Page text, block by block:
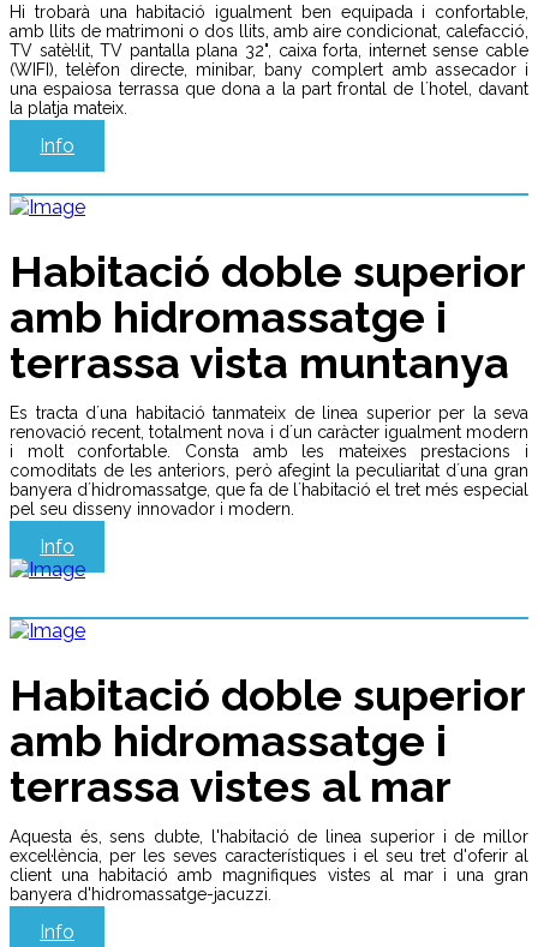
Hi trobarà una habitació igualment ben equipada i confortable,
amb llits de matrimoni o dos llits, amb aire condicionat, calefacció,
TV satèl·lit, TV pantalla plana 32", caixa forta, internet sense cable
(WIFI), telèfon directe, minibar, bany complert amb assecador i
una espaiosa terrassa que dona a la part frontal de l´hotel, davant
la platja mateix.
Info
Habitació doble superior
amb hidromassatge i
terrassa vista muntanya
Es tracta d´una habitació tanmateix de linea superior per la seva
renovació recent, totalment nova i d´un caràcter igualment modern
i molt confortable. Consta amb les mateixes prestacions i
comoditats de les anteriors, però afegint la peculiaritat d´una gran
banyera d´hidromassatge, que fa de l´habitació el tret més especial
pel seu disseny innovador i modern.
Info
Habitació doble superior
amb hidromassatge i
terrassa vistes al mar
Aquesta és, sens dubte, l'habitació de linea superior i de millor
excel·lència, per les seves característiques i el seu tret d'oferir al
client una habitació amb magnifiques vistes al mar i una gran
banyera d'hidromassatge-jacuzzi.
Info